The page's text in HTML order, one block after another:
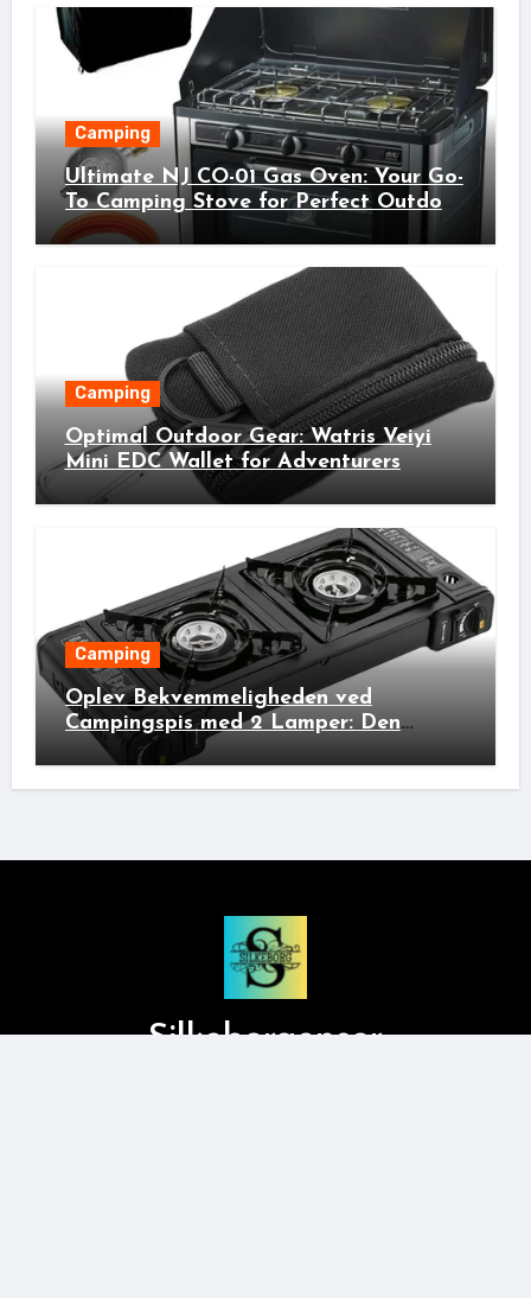
Camping
Ultimate NJ CO-01 Gas Oven: Your Go-
To Camping Stove for Perfect Outdoor
Cooking!
Camping
Optimal Outdoor Gear: Watris Veiyi
Mini EDC Wallet for Adventurers
Camping
Oplev Bekvemmeligheden ved
Campingspis med 2 Lamper: Den
Ideelle Bivakpartner!
Silkeborgenser